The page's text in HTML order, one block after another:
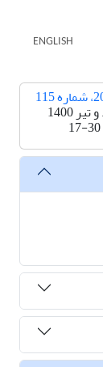
ENGLISH
1400
17-30